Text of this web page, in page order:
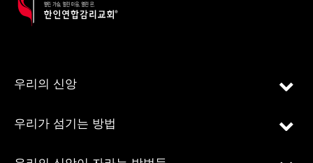
우리의 신앙
우리가 섬기는 방법